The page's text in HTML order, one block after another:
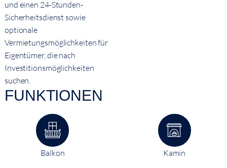
und einen 24-Stunden-
Sicherheitsdienst sowie
optionale
Vermietungsmöglichkeiten für
Eigentümer, die nach
Investitionsmöglichkeiten
suchen.
FUNKTIONEN
Balkon Kamin